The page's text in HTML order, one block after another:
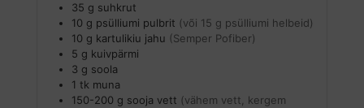
35 g suhkrut
10 g psülliumi pulbrit (või 15 g psülliumi helbeid)
10 g kartulikiu jahu (Semper Pofiber)
5 g kuivpärmi
3 g soola
1 tk muna
150-200 g sooja vett (vähem vett, kergem